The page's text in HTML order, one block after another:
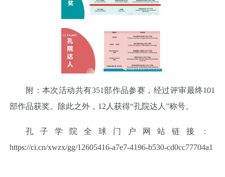
附：本次活动共有351部作品参赛，经过评审最终101
部作品获奖。除此之外， 12 人获得“孔院达人”称号。
孔子学院全球门户网站链接：
https://ci.cn/xwzx/gg/12605416-a7e7-4196-b530-cd0cc77704a1